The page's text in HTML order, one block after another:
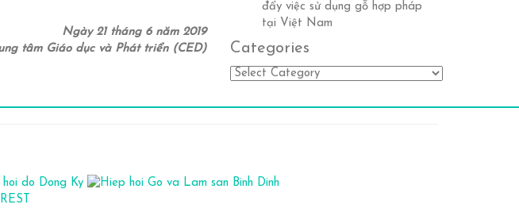
Ngày 21 tháng 6 năm 2019
tâm Giáo dục và Phát triển (CED)
đẩy việc sử dụng gỗ hợp pháp
tại Việt Nam
Categories
Categories